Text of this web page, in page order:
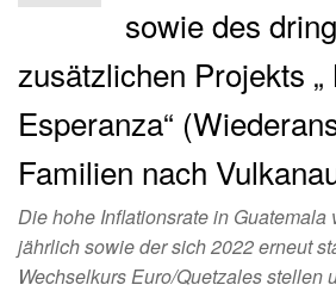
sowie des
zusätzlichen Projekts „
Esperanza“
Familien nach
Die hohe Inflationsrate in Guatemala
jährlich sowie der sich 2022 erneut
Wechselkurs Euro/Quetzales stellen